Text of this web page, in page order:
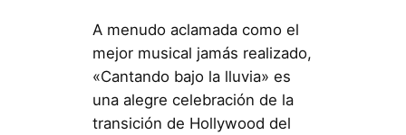
A menudo aclamada como el
mejor musical jamás realizado,
«Cantando bajo la lluvia» es
una alegre celebración de la
transición de Hollywood del